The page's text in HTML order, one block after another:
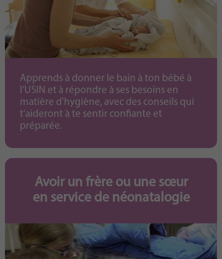
Apprends à donner le bain à ton bébé à
l'USIN et à répondre à ses besoins en
matière d'hygiène, avec des conseils qui
t'aideront à te sentir confiante et
préparée.
Avoir un frère ou une sœur
en service de néonatalogie